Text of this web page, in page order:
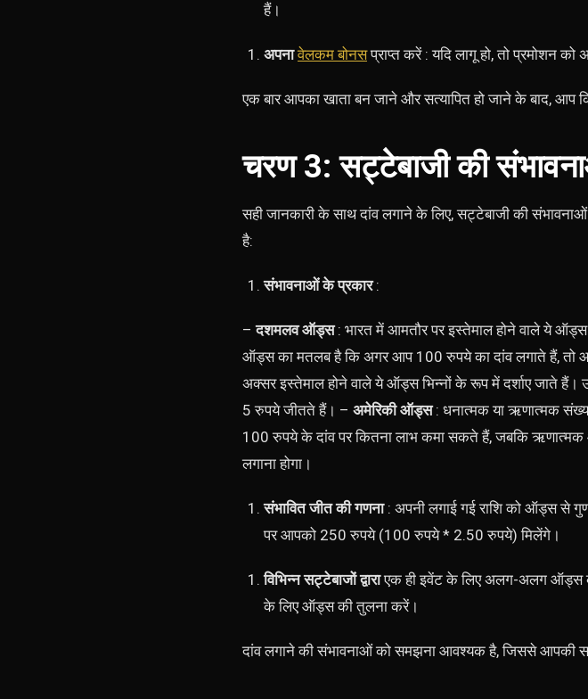
हैं।
अपनावेलकम बोनसप्राप्त करें : यदि लागू हो, तो प्रमोशन
एक बार आपका खाता बन जाने और सत्यापित हो जाने के बाद,
चरण 3: सट्टेबाजी की
सही जानकारी के साथ दांव लगाने के लिए, सट्टेबाजी की
है:
संभावनाओं के प्रकार:
–दशमलव ऑड्स: भारत में आमतौर पर इस्तेमाल होने वाले ये
ऑड्स का मतलब है कि अगर आप 100 रुपये का दांव लगाते हैं, तो
अक्सर इस्तेमाल होने वाले ये ऑड्स भिन्नों के रूप में दर्शाए जाते
5 रुपये जीतते हैं। – अमेरिकी ऑड्स: धनात्मक या ऋणात्मक
100 रुपये के दांव पर कितना लाभ कमा सकते हैं, जबकि
लगाना होगा।
संभावित जीत की गणना: अपनी लगाई गई राशि को ऑड्स से
पर आपको 250 रुपये (100 रुपये * 2.50 रुपये) मिलेंगे।
विभिन्न सट्टेबाजों द्वाराएक ही इवेंट के लिए अलग-अलग ऑड्स
के लिए ऑड्स की तुलना करें।
दांव लगाने की संभावनाओं को समझना आवश्यक है, जिससे आपकी